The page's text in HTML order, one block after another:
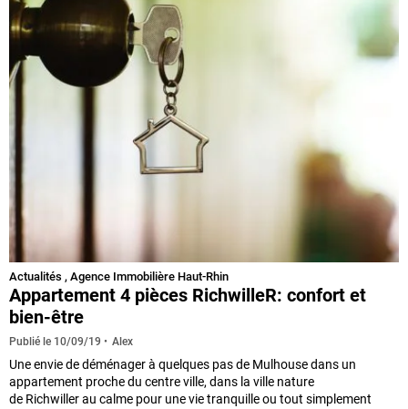
Actualités , Agence Immobilière Haut-Rhin
Appartement 4 pièces RichwilleR: confort et
bien-être
Publié le 10/09/19 Alex
Une envie de déménager à quelques pas de Mulhouse dans un
appartement proche du centre ville, dans la ville nature
de Richwiller au calme pour une vie tranquille ou tout simplement